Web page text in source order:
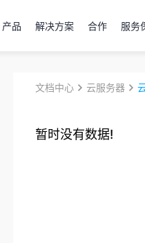
产品 解决方案 合作 服务
文档中心 云服务器
暂时没有数据!